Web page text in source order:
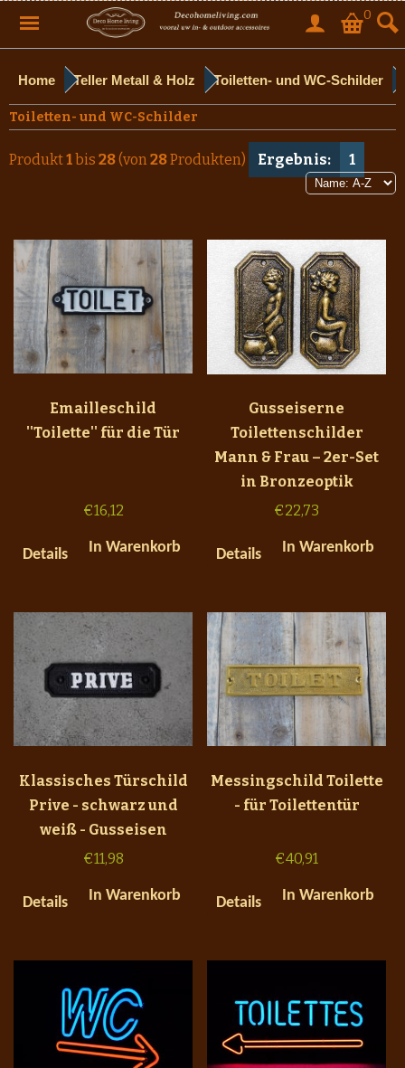
0
Home Teller Metall & Holz Toiletten- und WC-Schilder
Toiletten- und WC-Schilder
Produkt1bis 28(von28Produkten) Ergebnis: 1
Emailleschild
''Toilette'' für die Tür
€16,12
Details In Warenkorb
Gusseiserne
Toilettenschilder
Mann & Frau – 2er-Set
in Bronzeoptik
€22,73
Details In Warenkorb
Klassisches Türschild
Prive - schwarz und
weiß - Gusseisen
€11,98
Details In Warenkorb
Messingschild Toilette
- für Toilettentür
€40,91
Details In Warenkorb